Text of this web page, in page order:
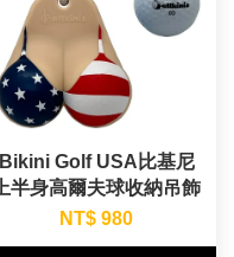
Bikini Golf USA比基尼
上半身高爾夫球收納吊飾
NT$ 980